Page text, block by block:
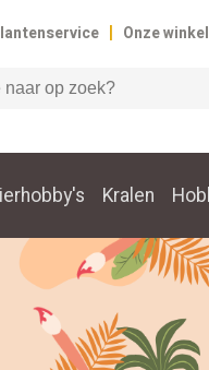
| Onze winkel
Kralen